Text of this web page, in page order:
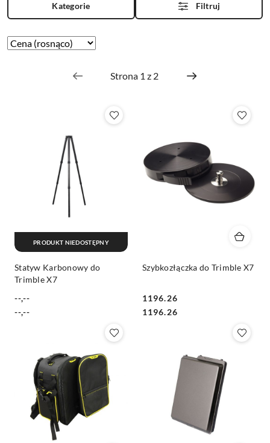
Kategorie Filtruj
Zastosowano
Sortuj
Statyw Karbonowy do
Trimble X7
Cena:
--,--
Cena:
--,--
PRODUKT NIEDOSTĘPNY
Szybkozłączka do Trimble X7
Cena:
1196.26
Cena:
1196.26